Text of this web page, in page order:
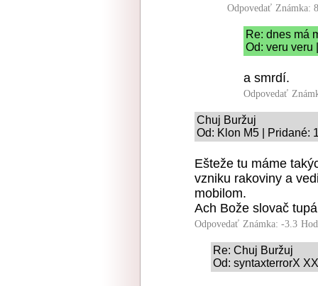
Odpovedať Známka:
Re: dnes má
Od: veru veru
a smrdí.
Odpovedať
Chuj Buržuj
Od: Klon M5 | Pridané:
Ešteže tu máme
vzniku rakoviny a
mobilom.
Ach Bože slovač
Odpovedať Známka: -3.3
Re: Chuj Buržuj
Od: syntaxterrorX